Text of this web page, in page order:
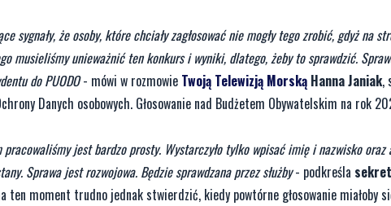
sygnały, że osoby, które chciały zagłosować nie mogły tego zrobić, gdyż na
musieliśmy unieważnić ten konkurs i wyniki, dlatego, żeby to sprawdzić.
do PUODO- mówi w rozmowie Twoją Telewizją Morską Hanna Janiak,
Danych osobowych. Głosowanie nad Budżetem Obywatelskim na rok
jest bardzo prosty. Wystarczyło tylko wpisać imię i nazwisko oraz
Sprawa jest rozwojowa. Będzie sprawdzana przez służby- podkreśla
ten moment trudno jednak stwierdzić, kiedy powtórne głosowanie miałoby